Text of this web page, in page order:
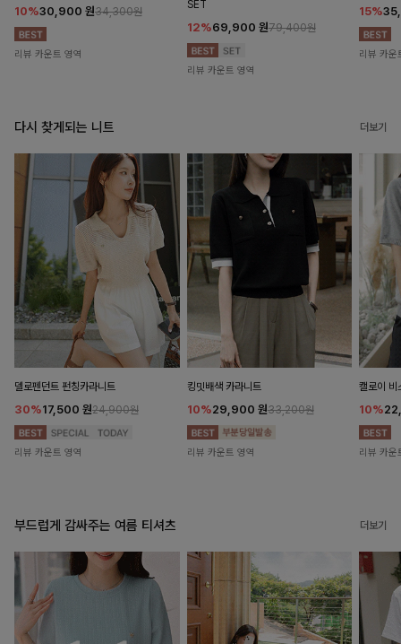
10%30,900 원34,300원
리뷰 카운트 영역
SET
12%69,900 원79,400원
리뷰 카운트 영역
15%
리뷰 카운
다시 찾게되는 니트 더보기
델로펜던트 펀칭카라니트
30%17,500 원24,900원
리뷰 카운트 영역
킹밋배색 카라니트
10%29,900 원33,200원
리뷰 카운트 영역
캘로이 비
10%
리뷰 카운
부드럽게 감싸주는 여름 티셔츠 더보기